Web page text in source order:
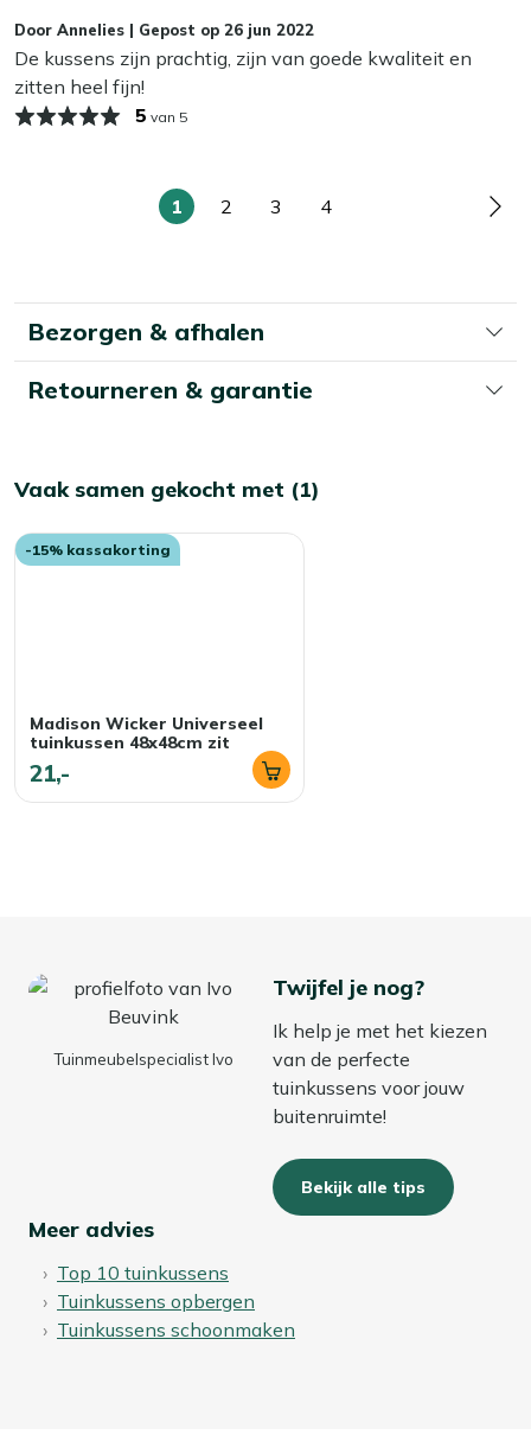
schimmel kan veroorzaken. In de herfst en winter bewaar
je je kussens het beste binnen of in een waterdichte
opbergbox. Zo blijven ze langer mooi en fris!
Door Annelies | Gepost op 26 jun 2022
De kussens zijn prachtig, zijn van goede kwaliteit en
zitten heel fijn!
5 van 5
U
pagina
1
Pagina
2
Pagina
3
Pagina
4
Bezorgen & afhalen
Retourneren & garantie
Vaak samen gekocht met (1)
-15% kassakorting
Madison Wicker Universeel
tuinkussen 48x48cm zit
21,-
Tuinmeubelspecialist Ivo
Twijfel je nog?
Ik help je met het kiezen
van de perfecte
tuinkussens voor jouw
buitenruimte!
Bekijk alle tips
Meer advies
Top 10 tuinkussens
Tuinkussens opbergen
Tuinkussens schoonmaken